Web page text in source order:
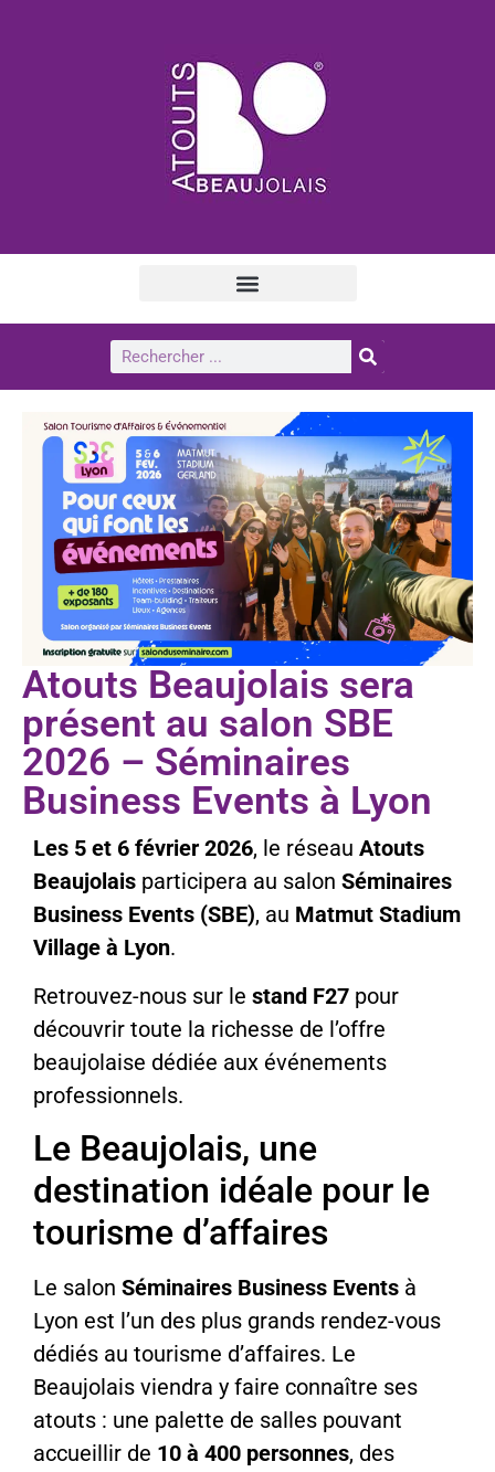
Atouts Beaujolais sera
présent au salon SBE
2026 – Séminaires
Business Events à Lyon
Les 5 et 6 février 2026, le réseau Atouts
Beaujolais participera au salon Séminaires
Business Events (SBE), au Matmut Stadium
Village à Lyon.
Retrouvez-nous sur le stand F27 pour
découvrir toute la richesse de l’offre
beaujolaise dédiée aux événements
professionnels.
Le Beaujolais, une
destination idéale pour le
tourisme d’affaires
Le salon Séminaires Business Events à
Lyon est l’un des plus grands rendez-vous
dédiés au tourisme d’affaires. Le
Beaujolais viendra y faire connaître ses
atouts : une palette de salles pouvant
accueillir de 10 à 400 personnes, des